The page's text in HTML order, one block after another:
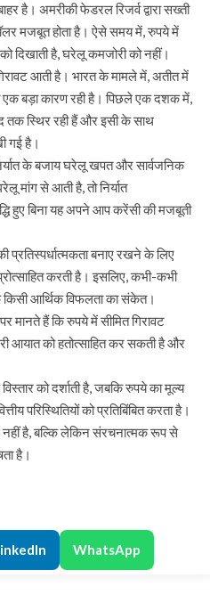
है। अमरीकी फेडरल रिजर्व द्वारा सख्ती
मजबूत होता है। ऐसे समय में, रुपये में
दिखाती है, घरेलू कमजोरी को नहीं।
आती है। भारत के मामले में, अतीत में
बड़ा कारण रही है। पिछले एक दशक में,
तक स्थिर रही हैं और इसी के साथ
गई है।
के बजाय घरेलू खपत और सार्वजनिक
मांग से आती है, तो निर्यात
हुए बिना यह अपने आप करेंसी की मजबूती
प्रतिस्पर्धात्मकता बनाए रखने के लिए
करती है। इसलिए, कभी-कभी
किसी आर्थिक विफलता का संकेत।
मानते हैं कि रुपये में सीमित गिरावट
आयात को हतोत्साहित कर सकती है और
को दर्शाती है, जबकि रुपये का मूल्य
परिस्थितियों को प्रतिबिंबित करता है।
नहीं है, बल्कि लेकिन संरचनात्मक रूप से
है।
WhatsApp